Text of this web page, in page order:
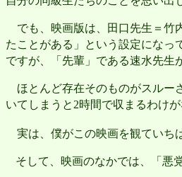
でも、映画版は、田口先生＝竹
たことがある」という設定にな
ですが、「先輩」である速水先生
ほとんど存在そのものがスルー
いてしまうと 2時間で収まるわけ
実は、僕がこの映画を観ていち
そして、映画のなかでは、「悪